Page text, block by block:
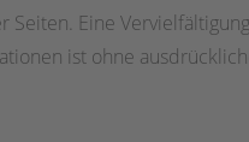
Eine
ist ohne